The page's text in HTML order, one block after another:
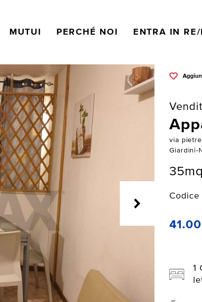
MUTUI PERCHÉ NOI ENTRA IN
via
Giardini-
Codice
1